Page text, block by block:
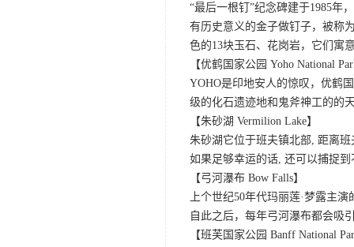
“最后一根钉”纪念碑建于1985年
有历史意义的金子做钉子，被称
色的13块玉石、花岗岩，它们寓
【优鹤国家公园 Yoho National
YOHO是印地安人的惊叹，优鹤
级的化石遗迹地和鬼斧神工的的
【朱砂湖 Vermilion Lake】
朱砂湖它位于班夫镇北部, 距离
如果足够幸运的话, 还可以捕捉
【弓河瀑布 Bow Falls】
上个世纪50年代玛丽莲·梦露主
自此之后，每年弓河瀑布都会吸
【班芙国家公园 Banff National